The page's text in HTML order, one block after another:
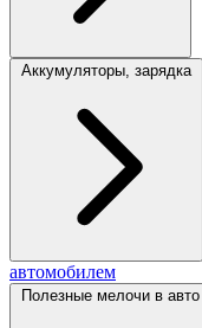
Аккумуляторы, зарядка
автомобилем
Полезные мелочи в авто